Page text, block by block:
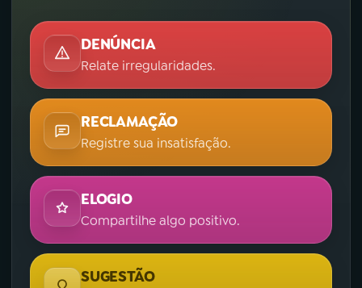
DENÚNCIA
Relate irregularidades.
RECLAMAÇÃO
Registre sua insatisfação.
ELOGIO
Compartilhe algo positivo.
SUGESTÃO